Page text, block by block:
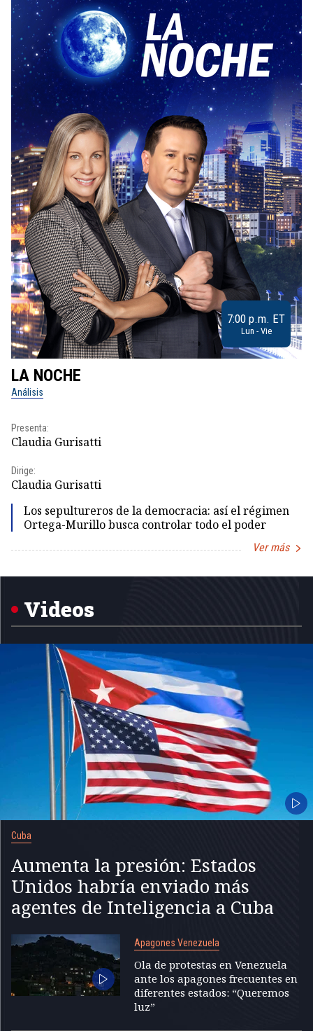
7:00 p.m. ET
Lun - Vie
LA NOCHE
Análisis
Presenta:
Claudia Gurisatti
Dirige:
Claudia Gurisatti
Los sepultureros de la democracia: así el régimen
Ortega-Murillo busca controlar todo el poder
Ver más
Videos
Cuba
Aumenta la presión: Estados
Unidos habría enviado más
agentes de Inteligencia a Cuba
Apagones Venezuela
Ola de protestas en Venezuela
ante los apagones frecuentes en
diferentes estados: “Queremos
luz”